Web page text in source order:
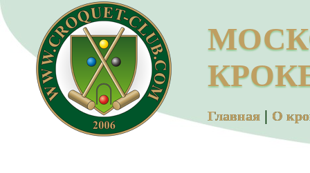
Главная | О